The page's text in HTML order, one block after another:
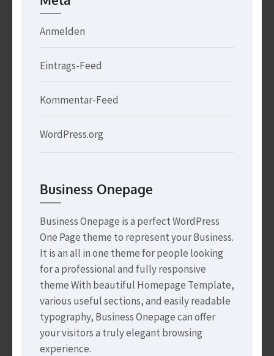
Anmelden
Eintrags-Feed
Kommentar-Feed
WordPress.org
Business Onepage
Business Onepage is a perfect WordPress
One Page theme to represent your Business.
It is an all in one theme for people looking
for a professional and fully responsive
theme With beautiful Homepage Template,
various useful sections, and easily readable
typography, Business Onepage can offer
your visitors a truly elegant browsing
experience.